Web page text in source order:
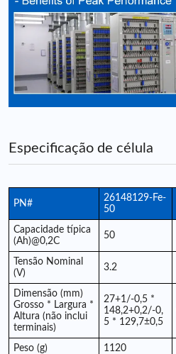
Especificação de célula
PN#
26148129-Fe-
50
Capacidade típica
(Ah)@0,2C
50
Tensão Nominal
(V)
3.2
Dimensão (mm)
Grosso * Largura *
Altura (não inclui
terminais)
27+1/-0,5 *
148,2+0,2/-0,
5 * 129,7±0,5
Peso (g) 1120